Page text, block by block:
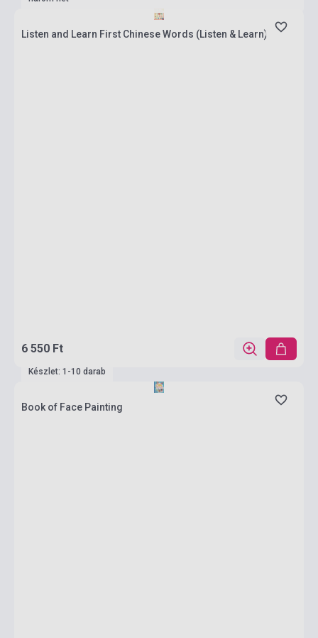
Listen and Learn First Chinese Words (Listen & Learn)
6 550 Ft
Készlet: 1-10 darab
Book of Face Painting